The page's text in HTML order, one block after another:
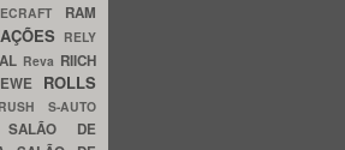
RAM
RELY
Reva RIICH
ROLLS
RUSH S-AUTO
SALÃO DE